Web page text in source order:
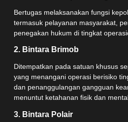
Bertugas melaksanakan fungsi
termasuk pelayanan masyarakat,
penegakan hukum di tingkat
2. Bintara Brimob
Ditempatkan pada satuan khusus
yang menangani operasi berisiko
dan penanggulangan gangguan
menuntut ketahanan fisik dan
3. Bintara Polair